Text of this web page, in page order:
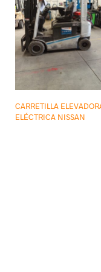
CARRETILLA
ELÉCTRICA NISSAN